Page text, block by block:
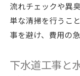
流れチェックや異
単な清掃を行うこ
事を避け、費用の
下水道工事と